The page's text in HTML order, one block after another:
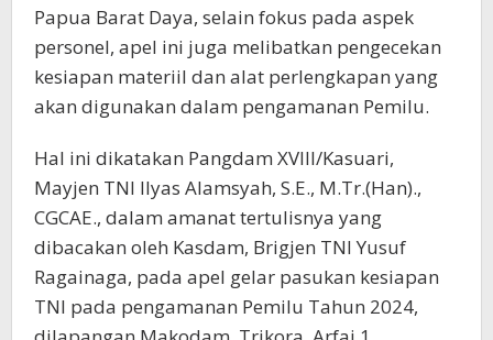
Papua Barat Daya, selain fokus pada aspek
personel, apel ini juga melibatkan pengecekan
kesiapan materiil dan alat perlengkapan yang
akan digunakan dalam pengamanan Pemilu.
Hal ini dikatakan Pangdam XVIII/Kasuari,
Mayjen TNI Ilyas Alamsyah, S.E., M.Tr.(Han).,
CGCAE., dalam amanat tertulisnya yang
dibacakan oleh Kasdam, Brigjen TNI Yusuf
Ragainaga, pada apel gelar pasukan kesiapan
TNI pada pengamanan Pemilu Tahun 2024,